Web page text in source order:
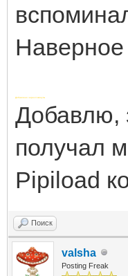
Наверное
Добавлено через 4 минуты
Добавлю,
получал
Pipiload
Поиск
valsha
Posting Freak